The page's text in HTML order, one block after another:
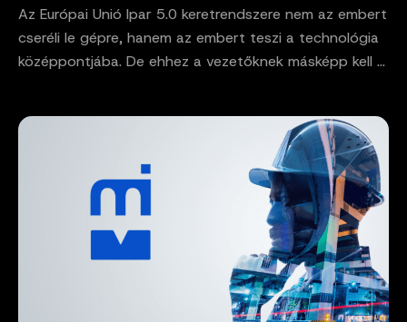
Az Európai Unió Ipar 5.0 keretrendszere nem az embert
cseréli le gépre, hanem az embert teszi a technológia
középpontjába. De ehhez a vezetőknek másképp kell ...